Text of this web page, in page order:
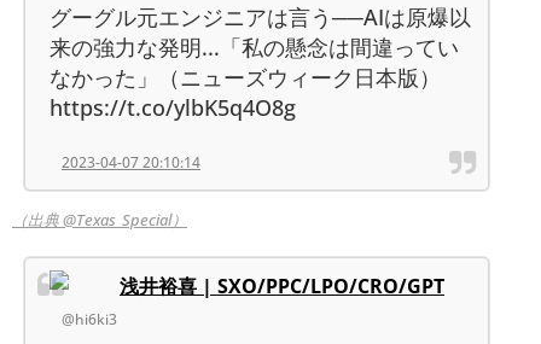
グーグル元エンジニアは言う──AIは原爆以
来の強力な発明...「私の懸念は間違ってい
なかった」（ニューズウィーク日本版）
https://t.co/ylbK5q4O8g
2023-04-07 20:10:14
（出典 @Texas_Special）
浅井裕喜 | SXO/PPC/LPO/CRO/GPT
@hi6ki3